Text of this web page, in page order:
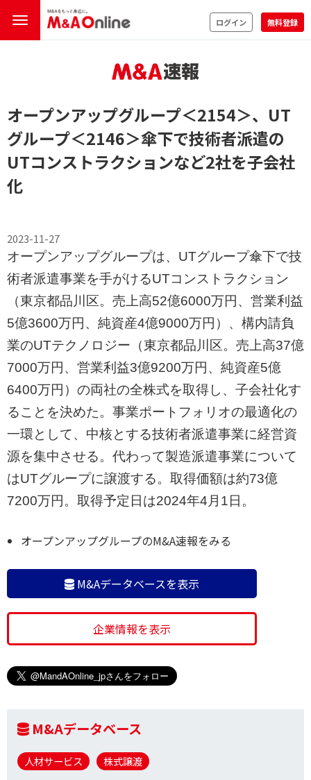
ログイン 無料登録
オープンアップグループ＜2154＞、UT
グループ＜2146＞傘下で技術者派遣の
UTコンストラクションなど2社を子会社
化
2023-11-27
オープンアップグループは、UTグループ傘下で技
術者派遣事業を手がけるUTコンストラクション
（東京都品川区。売上高52億6000万円、営業利益
5億3600万円、純資産4億9000万円）、構内請負
業のUTテクノロジー（東京都品川区。売上高37億
7000万円、営業利益3億9200万円、純資産5億
6400万円）の両社の全株式を取得し、子会社化す
ることを決めた。事業ポートフォリオの最適化の
一環として、中核とする技術者派遣事業に経営資
源を集中させる。代わって製造派遣事業について
はUTグループに譲渡する。取得価額は約73億
7200万円。取得予定日は2024年4月1日。
オープンアップグループのM&A速報をみる
M&Aデータベースを表示
企業情報を表示
M&Aデータベース
人材サービス 株式譲渡